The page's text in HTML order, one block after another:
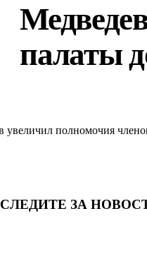
палаты
СЛЕДИТЕ ЗА